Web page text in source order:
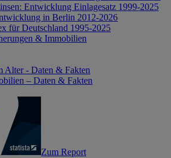
Entwicklung Einlagesatz 1999-2025
in Berlin 2012-2026
für Deutschland 1995-2025
& Immobilien
Alter - Daten & Fakten
– Daten & Fakten
Zum Report